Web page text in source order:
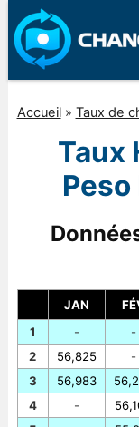
Accueil» Taux de
Taux
JAN
1
2
3
4
-
56,825
56,983
-
-
-